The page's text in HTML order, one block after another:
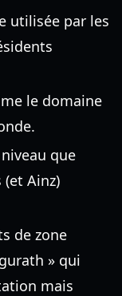
utilisée par les
le domaine
que
Ainz)
de zone
» qui
mais